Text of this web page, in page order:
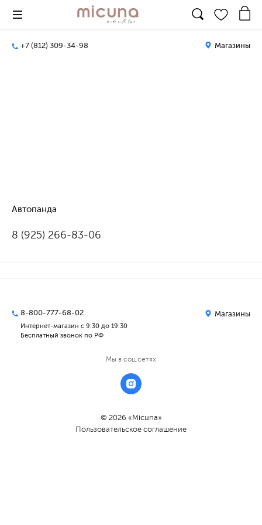
+7 (812) 309-34-98 Магазины
Автопанда
8 (925) 266-83-06
8-800-777-68-02
Интернет-магазин с 9:30 до 19:30
Бесплатный звонок по РФ
Магазины
Мы в соц.сетях
© 2026 «Micuna»
Пользовательское соглашение